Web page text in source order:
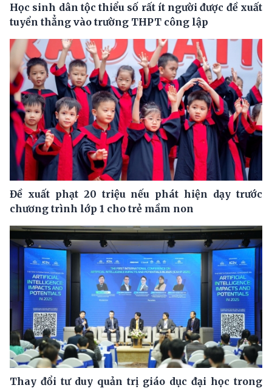
Học sinh dân tộc thiểu số rất ít người được đề xuất
tuyển thẳng vào trường THPT công lập
Đề xuất phạt 20 triệu nếu phát hiện dạy trước
chương trình lớp 1 cho trẻ mầm non
Thay đổi tư duy quản trị giáo dục đại học trong